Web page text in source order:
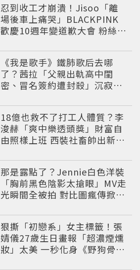
忍到收工才崩潰！Jisoo「離
場後車上痛哭」BLACKPINK
歡慶10週年變道歉大會 粉絲看
《我是歌手》鐵肺歌后去哪
了？茜拉「父親出軌高中閨
密、冒名簽約遭封殺」沉寂12
18億也救不了打工人體質？李
浚赫「爽中樂透頭獎」財富自
由照樣上班 西裝社畜帥出新高
那是露點了？Jennie白色洋裝
「胸前黑色陰影太搶眼」MV走
光瞬間全被拍 對比圖瘋傳掀論
狠撕「初戀系」女主標籤！張
婧儀27歲生日畫報「超濃煙燻
妝」太美 一秒化身《野狗骨